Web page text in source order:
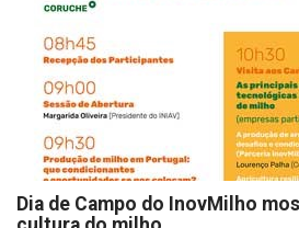
Dia de Campo do InovMilho